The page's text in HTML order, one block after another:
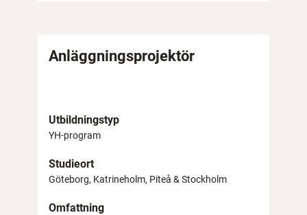
Anläggningsprojektör
Utbildningstyp
YH-program
Studieort
Göteborg, Katrineholm, Piteå & Stockholm
Omfattning